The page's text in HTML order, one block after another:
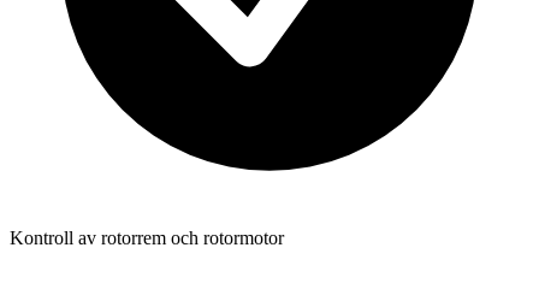
Kontroll av rotorrem och rotormotor